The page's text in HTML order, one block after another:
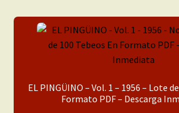
EL PINGÜINO – Vol. 1 – 1956 – Lote
Formato PDF – Descarga